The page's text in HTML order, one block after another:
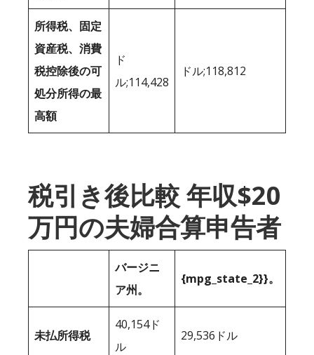
所得税、固定
資産税、消費
税控除後の可
処分所得の最
高額
ド
ル;114,428
ドル;118,812
税引き後比較 年収$20
万円の夫婦合算申告者
バージニ
ア州。
{mpg_state_2}}。
未払所得税
40,154ド
ル
29,536ドル